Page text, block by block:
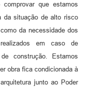
que estamos
da situação de alto risco
da necessidade dos
em caso de
construção. Estamos
obra fica condicionada à
junto ao Poder